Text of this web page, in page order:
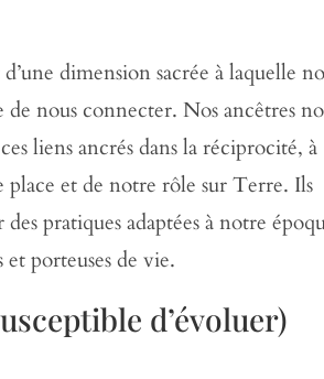
dimension sacrée à laquelle
de nous connecter. Nos ancêtres
liens ancrés dans la réciprocité, à
place et de notre rôle sur Terre. Ils
pratiques adaptées à notre
et porteuses de vie.
d’évoluer)